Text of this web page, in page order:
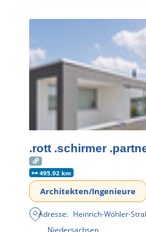
.rott .schirmer
495.92 km
Architekten/Ingenieure
Adresse: Heinrich-Wöhler-
Niedersachsen